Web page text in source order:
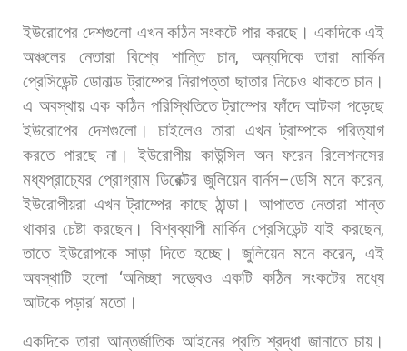
ইউরোপের দেশগুলো এখন কঠিন সংকটে পার করছে। একদিকে এই
অঞ্চলের
নেতারা বিশ্বে শান্তি চান, অন্যদিকে তারা
মার্কিন
প্রেসিডেন্ট ডোনাল্ড ট্রাম্পের নিরাপত্তা ছাতার নিচেও থাকতে চান।
এ অবস্থায় এক কঠিন পরিস্থিতিতে ট্রাম্পের ফাঁদে আটকা পড়েছে
ইউরোপের দেশগুলো। চাইলেও তারা এখন ট্রাম্পকে পরিত্যাগ
করতে পারছে না। ইউরোপীয় কাউন্সিল অন ফরেন রিলেশনসের
মধ্যপ্রাচ্যের প্রোগ্রাম ডিরেক্টর জুলিয়েন বার্নস–ডেসি মনে করেন,
ইউরোপীয়রা এখন ট্রাম্পের কাছে ঠান্ডা। আপাতত নেতারা শান্ত
থাকার চেষ্টা করছেন। বিশ্বব্যাপী মার্কিন প্রেসিডেন্ট যাই করছেন,
তাতে ইউরোপকে সাড়া দিতে হচ্ছে। জুলিয়েন মনে করেন, এই
অবস্থাটি হলো ‘অনিচ্ছা সত্ত্বেও একটি কঠিন সংকটের মধ্যে
আটকে পড়ার’ মতো।
একদিকে তারা আন্তর্জাতিক আইনের প্রতি শ্রদ্ধা জানাতে চায়।